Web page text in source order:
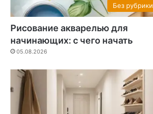
Без рубрики
Рисование акварелью для
начинающих: с чего начать
05.08.2026